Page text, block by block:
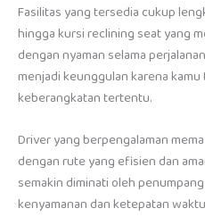
Fasilitas yang tersedia cukup
hingga kursi reclining seat yang
dengan nyaman selama
menjadi keunggulan karena
keberangkatan tertentu.
Driver yang berpengalaman
dengan rute yang efisien dan
semakin diminati oleh
kenyamanan dan ketepatan